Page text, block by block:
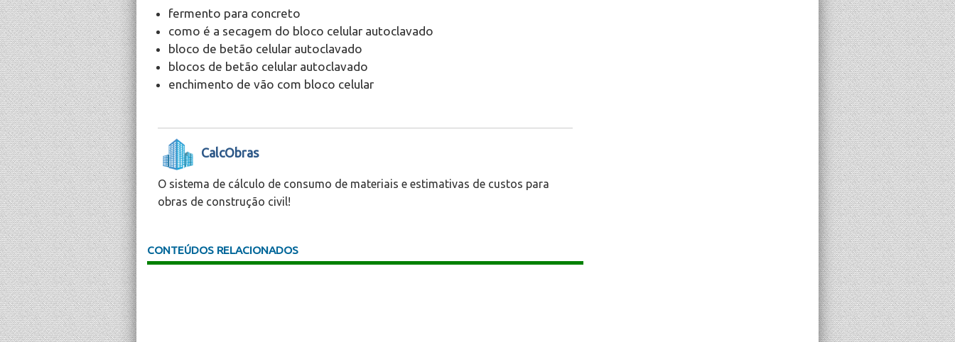
fermento para concreto
como é a secagem do bloco celular autoclavado
bloco de betão celular autoclavado
blocos de betão celular autoclavado
enchimento de vão com bloco celular
CalcObras
O sistema de cálculo de consumo de materiais e estimativas de custos para
obras de construção civil!
CONTEÚDOS RELACIONADOS